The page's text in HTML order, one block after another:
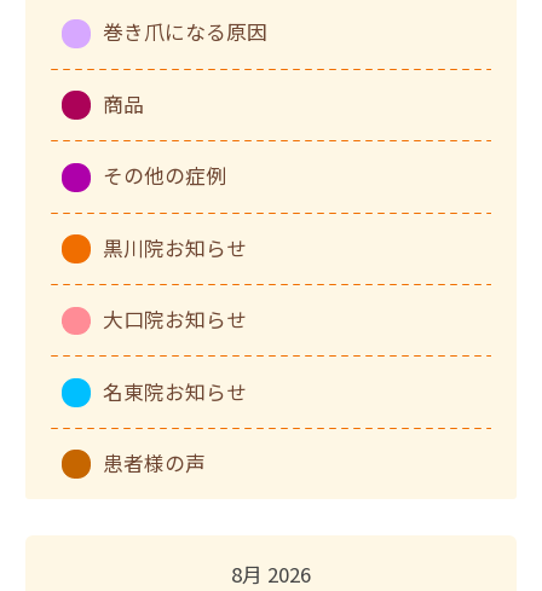
巻き爪になる原因
商品
その他の症例
黒川院お知らせ
大口院お知らせ
名東院お知らせ
患者様の声
8月 2026